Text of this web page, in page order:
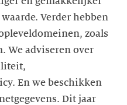
Verder hebben
zoals
We adviseren over
En we beschikken
Dit jaar